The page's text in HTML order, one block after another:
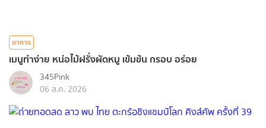
อาหาร
เมนูทำง่าย หน่อไม้ฝรั่งผัดหมู เข้มข้น กรอบ อร่อย
345Pink
06 ส.ค. 2026